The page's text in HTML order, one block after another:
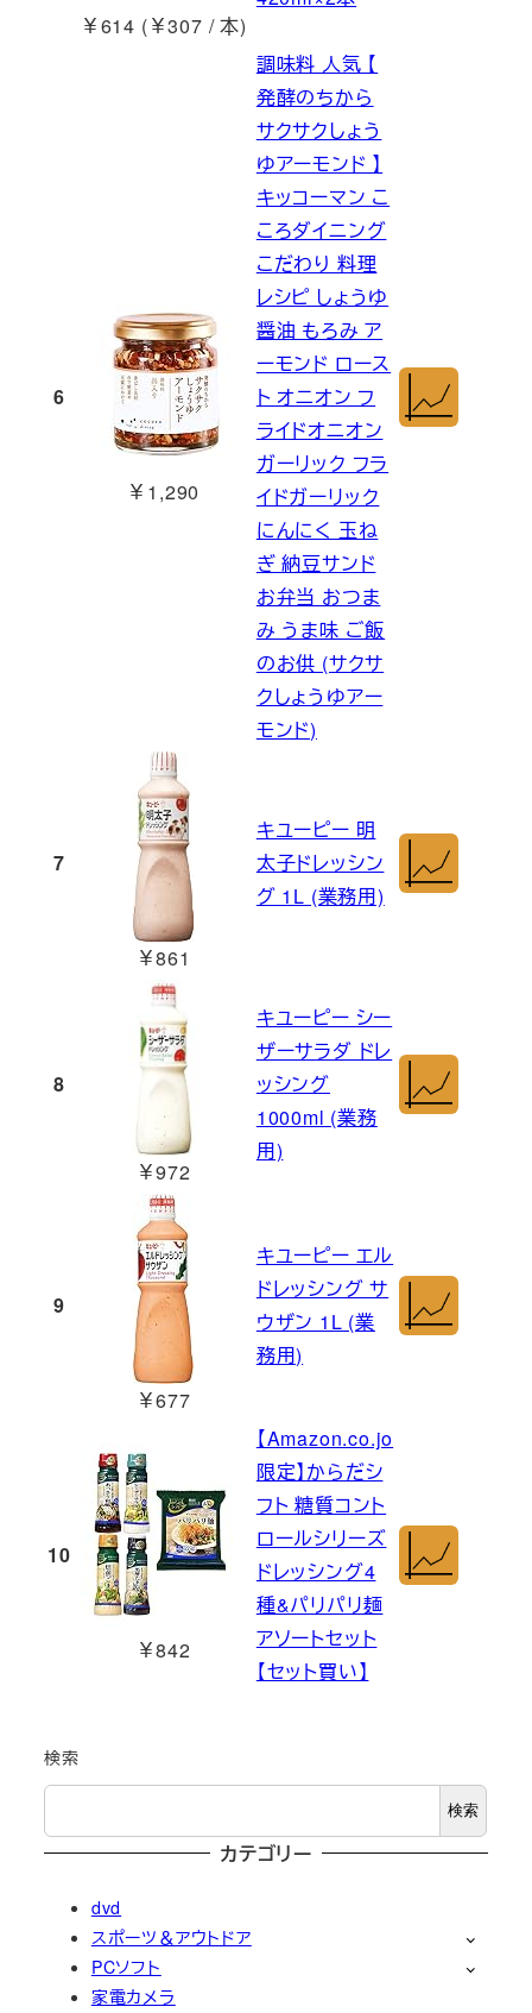
￥614 (￥307 / 本)
6
￥1,290
調味料 人気 【
発酵のちから
サクサクしょう
ゆアーモンド 】
キッコーマン こ
ころダイニング
こだわり 料理
レシピ しょうゆ
醤油 もろみ ア
ーモンド ロース
ト オニオン フ
ライドオニオン
ガーリック フラ
イドガーリック
にんにく 玉ね
ぎ 納豆サンド
お弁当 おつま
み うま味 ご飯
のお供 (サクサ
クしょうゆアー
モンド)
7
￥861
キユーピー 明
太子ドレッシン
グ 1L (業務用)
8
￥972
キユーピー シー
ザーサラダ ドレ
ッシング
1000ml (業務
用)
9
￥677
キユーピー エル
ドレッシング サ
ウザン 1L (業
務用)
10
￥842
【Amazon.co.jo
限定】からだシ
フト 糖質コント
ロールシリーズ
ドレッシング4
種&パリパリ麺
アソートセット
【セット買い】
検索
検索
カテゴリー
dvd
スポーツ＆アウトドア
PCソフト
家電カメラ